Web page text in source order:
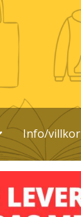
Info/villkor